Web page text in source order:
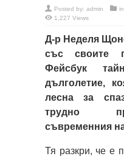
Posted by: admin in
1,227 Views
Д-р Неделя
със своите
Фейсбук
дълголетие,
лесна за
трудно
съвременния
Тя разкри, че е